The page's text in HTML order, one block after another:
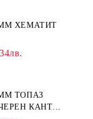
ХЕМАТИТ
ТОПАЗ
КАНТ